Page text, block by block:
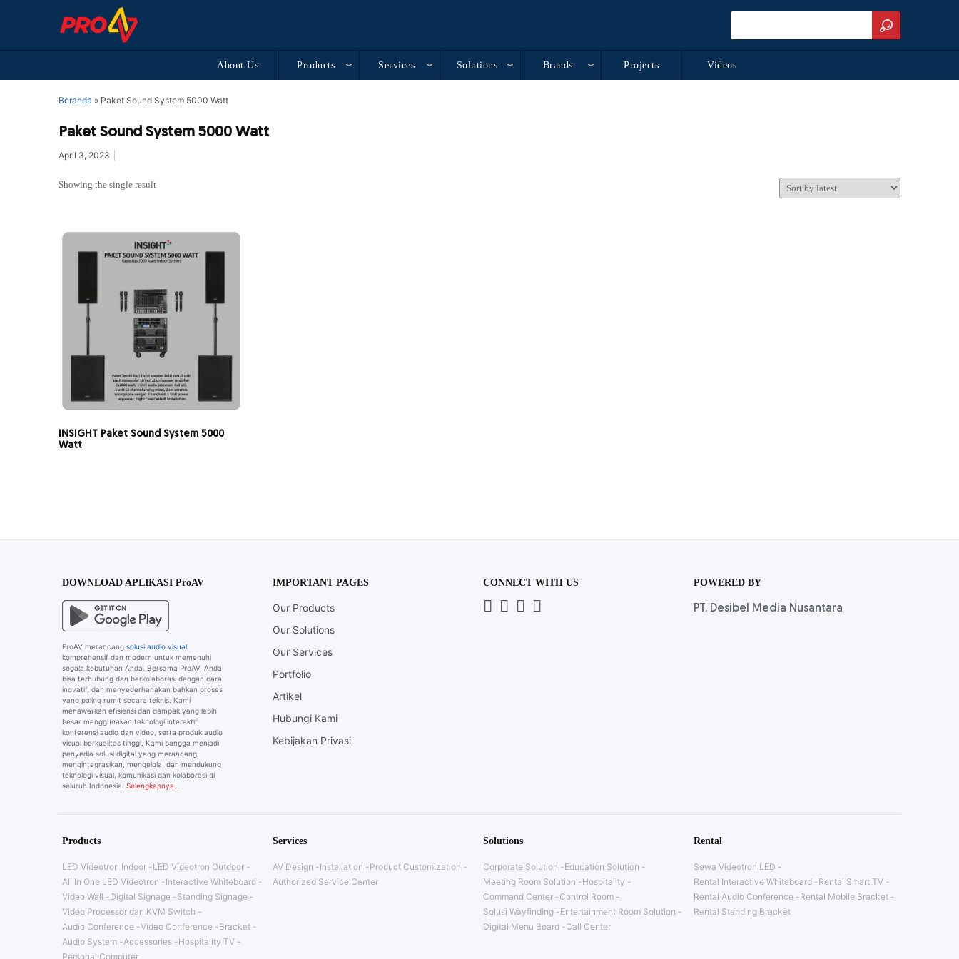
About Us Products Services Solutions Brands Projects Videos
Beranda » Paket Sound System 5000 Watt
Paket Sound System 5000 Watt
April 3, 2023
Showing the single result
INSIGHT Paket Sound System 5000
Watt
DOWNLOAD APLIKASI ProAV
ProAV merancang solusi audio visual
komprehensif dan modern untuk memenuhi
segala kebutuhan Anda. Bersama ProAV, Anda
bisa terhubung dan berkolaborasi dengan cara
inovatif, dan menyederhanakan bahkan proses
yang paling rumit secara teknis. Kami
menawarkan efisiensi dan dampak yang lebih
besar menggunakan teknologi interaktif,
konferensi audio dan video, serta produk audio
visual berkualitas tinggi. Kami bangga menjadi
penyedia solusi digital yang merancang,
mengintegrasikan, mengelola, dan mendukung
teknologi visual, komunikasi dan kolaborasi di
seluruh Indonesia. Selengkapnya…
IMPORTANT PAGES
Our Products
Our Solutions
Our Services
Portfolio
Artikel
Hubungi Kami
Kebijakan Privasi
CONNECT WITH US POWERED BY
PT. Desibel Media Nusantara
Products
LED Videotron Indoor
LED Videotron Outdoor
All In One LED Videotron
Interactive Whiteboard
Video Wall
Digital Signage
Standing Signage
Video Processor dan KVM Switch
Audio Conference Video Conference
Bracket
Audio System
Accessories
Hospitality TV
Personal Computer
Services
AV Design Installation
Product Customization
Authorized Service Center
Solutions
Corporate Solution
Education Solution
Meeting Room Solution
Hospitality
Command Center
Control Room
Solusi Wayfinding
Entertainment Room Solution
Digital Menu Board
Call Center
Rental
Sewa Videotron LED
Rental Interactive Whiteboard
Rental Smart TV
Rental Audio Conference
Rental Mobile Bracket
Rental Standing Bracket